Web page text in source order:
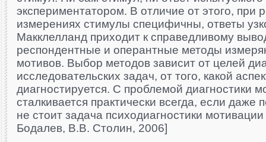
экспериментатором. В отличие от этого, при
измерениях стимулы специфичны, ответы
Макклелланд приходит к справедливому
респондентные и оперантные методы
мотивов. Выбор методов зависит от целей
исследовательских задач, от того, какой
диагностируется. С пробле­мой диагностики
сталкивается практически все­гда, если даже
не стоит задача психодиагности­ки
Бодалев, В.В. Столин, 2006]